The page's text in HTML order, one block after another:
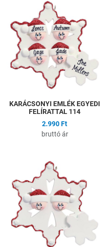
KARÁCSONYI EMLÉK EGYEDI
FELÍRATTAL 114
2.990 Ft
bruttó ár